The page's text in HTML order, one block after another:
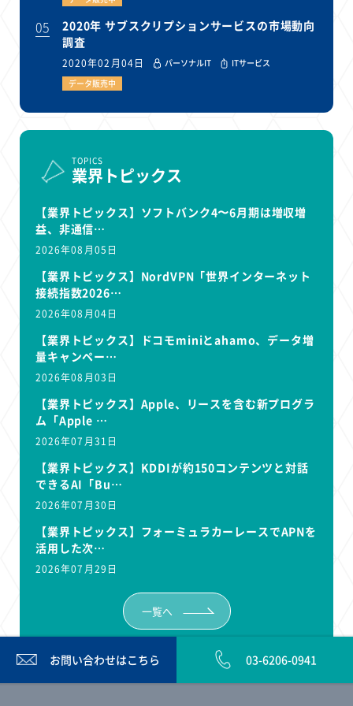
05
2020年 サブスクリプションサービスの市場動向
調査
2020年02月04日 パーソナルIT
ITサービス
データ販売中
TOPICS
業界トピックス
【業界トピックス】ソフトバンク4〜6月期は増収増
益、非通信…
2026年08月05日
【業界トピックス】NordVPN「世界インターネット
接続指数2026…
2026年08月04日
【業界トピックス】ドコモminiとahamo、データ増
量キャンペー…
2026年08月03日
【業界トピックス】Apple、リースを含む新プログラ
ム「Apple …
2026年07月31日
【業界トピックス】KDDIが約150コンテンツと対話
できるAI「Bu…
2026年07月30日
【業界トピックス】フォーミュラカーレースでAPNを
活用した次…
2026年07月29日
一覧へ
お問い合わせはこちら 03-6206-0941